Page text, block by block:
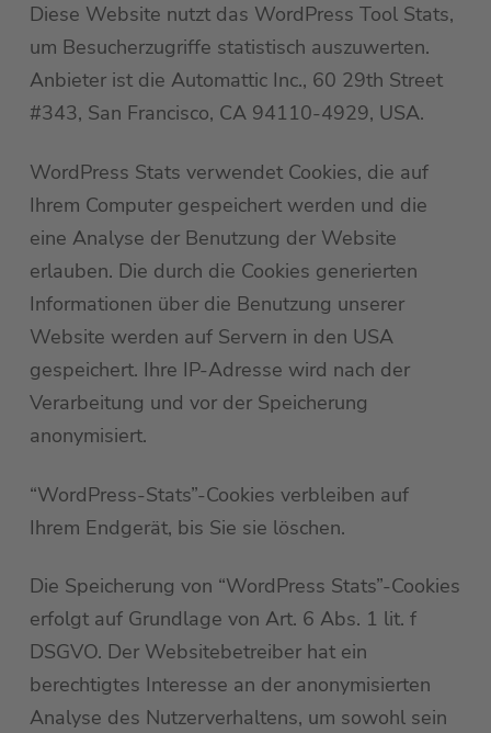
Diese Website nutzt das WordPress Tool Stats,
um Besucherzugriffe statistisch auszuwerten.
Anbieter ist die Automattic Inc., 60 29th Street
#343, San Francisco, CA 94110-4929, USA.
WordPress Stats verwendet Cookies, die auf
Ihrem Computer gespeichert werden und die
eine Analyse der Benutzung der Website
erlauben. Die durch die Cookies generierten
Informationen über die Benutzung unserer
Website werden auf Servern in den USA
gespeichert. Ihre IP-Adresse wird nach der
Verarbeitung und vor der Speicherung
anonymisiert.
“WordPress-Stats”-Cookies verbleiben auf
Ihrem Endgerät, bis Sie sie löschen.
Die Speicherung von “WordPress Stats”-Cookies
erfolgt auf Grundlage von Art. 6 Abs. 1 lit. f
DSGVO. Der Websitebetreiber hat ein
berechtigtes Interesse an der anonymisierten
Analyse des Nutzerverhaltens, um sowohl sein